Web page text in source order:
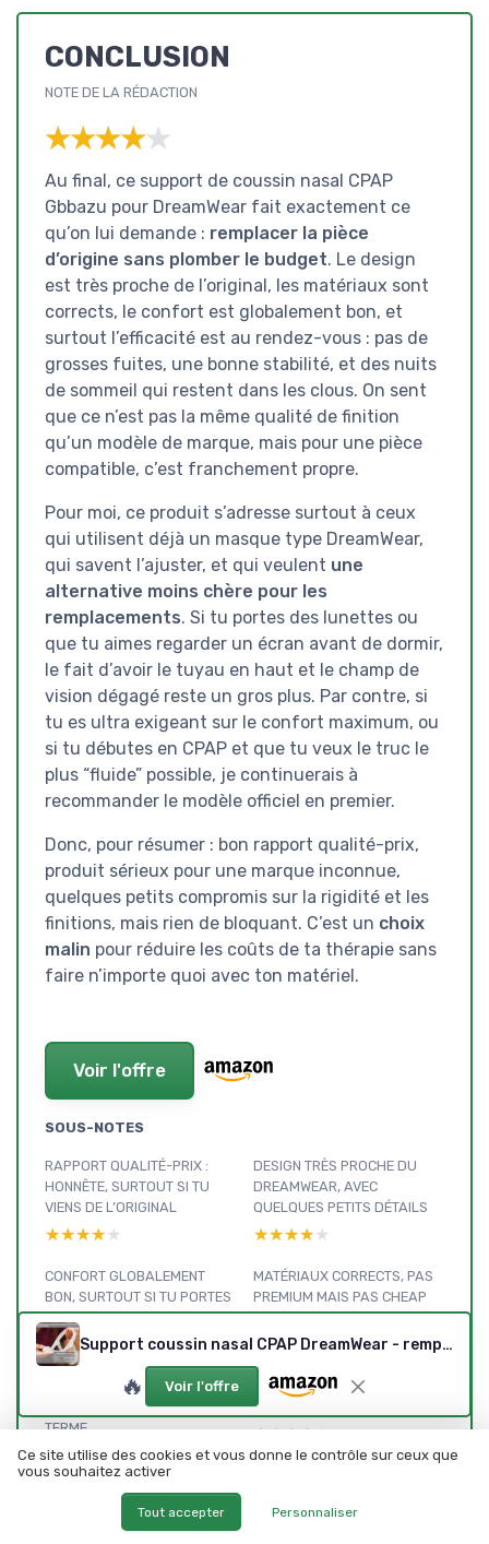
CONCLUSION
NOTE DE LA RÉDACTION
★★★★★
★★★★★
Au final, ce support de coussin nasal CPAP
Gbbazu pour DreamWear fait exactement ce
qu’on lui demande : remplacer la pièce
d’origine sans plomber le budget. Le design
est très proche de l’original, les matériaux sont
corrects, le confort est globalement bon, et
surtout l’efficacité est au rendez-vous : pas de
grosses fuites, une bonne stabilité, et des nuits
de sommeil qui restent dans les clous. On sent
que ce n’est pas la même qualité de finition
qu’un modèle de marque, mais pour une pièce
compatible, c’est franchement propre.
Pour moi, ce produit s’adresse surtout à ceux
qui utilisent déjà un masque type DreamWear,
qui savent l’ajuster, et qui veulent une
alternative moins chère pour les
remplacements. Si tu portes des lunettes ou
que tu aimes regarder un écran avant de dormir,
le fait d’avoir le tuyau en haut et le champ de
vision dégagé reste un gros plus. Par contre, si
tu es ultra exigeant sur le confort maximum, ou
si tu débutes en CPAP et que tu veux le truc le
plus “fluide” possible, je continuerais à
recommander le modèle officiel en premier.
Donc, pour résumer : bon rapport qualité-prix,
produit sérieux pour une marque inconnue,
quelques petits compromis sur la rigidité et les
finitions, mais rien de bloquant. C’est un choix
malin pour réduire les coûts de ta thérapie sans
faire n’importe quoi avec ton matériel.
Voir l'offre
SOUS-NOTES
RAPPORT QUALITÉ-PRIX :
HONNÊTE, SURTOUT SI TU
VIENS DE L’ORIGINAL
★★★★★
★★★★★
DESIGN TRÈS PROCHE DU
DREAMWEAR, AVEC
QUELQUES PETITS DÉTAILS
★★★★★
★★★★★
CONFORT GLOBALEMENT
BON, SURTOUT SI TU PORTES
DES LUNETTES
★★★★★
★★★★★
MATÉRIAUX CORRECTS, PAS
PREMIUM MAIS PAS CHEAP
NON PLUS
★★★★★
★★★★★
DURABILITÉ CORRECTE, MAIS
À SURVEILLER SUR LE LONG
TERME
★★★★★
★★★★★
CE QUE TU REÇOIS VRAIMENT
ET À QUOI ÇA SERT
★★★★★
★★★★★
FUITES, STABILITÉ, SOMMEIL :
EST-CE QUE ÇA FAIT BIEN LE
Support coussin nasal CPAP DreamWear - remplaçable, porte-tuyau n°3, joint souple
🔥 Voir l'offre
Ce site utilise des cookies et vous donne le contrôle sur ceux que
vous souhaitez activer
Tout accepter Personnaliser